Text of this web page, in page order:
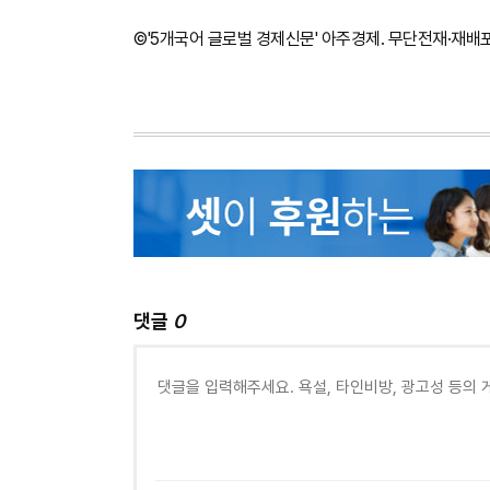
©'5개국어 글로벌 경제신문' 아주경제. 무단전재·재배
댓글 0